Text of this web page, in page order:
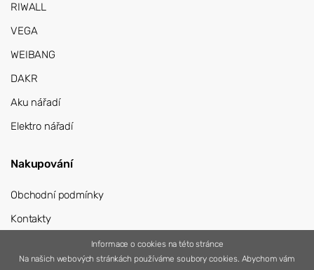
RIWALL
VEGA
WEIBANG
DAKR
Aku nářadí
Elektro nářadí
Nakupování
Obchodní podmínky
Kontakty
Informace o cookies na této stránce
Na našich webových stránkách používáme soubory cookies. Abychom vám